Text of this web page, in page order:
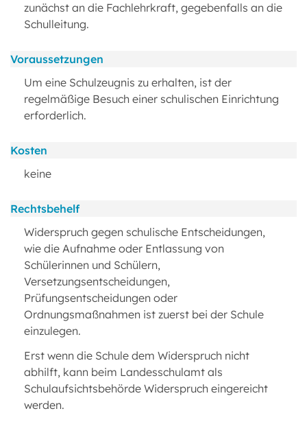
zunächst an die Fachlehrkraft, gegebenfalls an die
Schulleitung.
Voraussetzungen
Um eine Schulzeugnis zu erhalten, ist der
regelmäßige Besuch einer schulischen Einrichtung
erforderlich.
Kosten
keine
Rechtsbehelf
Widerspruch gegen schulische Entscheidungen,
wie die Aufnahme oder Entlassung von
Schülerinnen und Schülern,
Versetzungsentscheidungen,
Prüfungsentscheidungen oder
Ordnungsmaßnahmen ist zuerst bei der Schule
einzulegen.
Erst wenn die Schule dem Widerspruch nicht
abhilft, kann beim Landesschulamt als
Schulaufsichtsbehörde Widerspruch eingereicht
werden.